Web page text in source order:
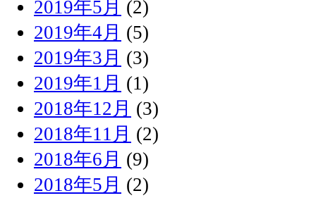
2019年5月 (2)
2019年4月 (5)
2019年3月 (3)
2019年1月 (1)
2018年12月 (3)
2018年11月 (2)
2018年6月 (9)
2018年5月 (2)